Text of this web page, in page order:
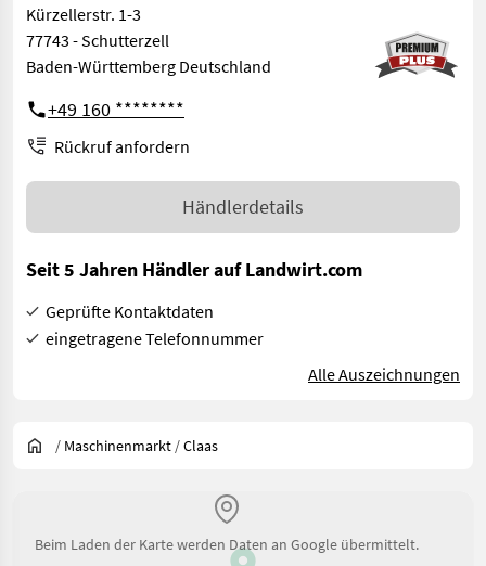
Kürzellerstr. 1-3
77743 - Schutterzell
Baden-Württemberg Deutschland
+49 160 ********
Rückruf anfordern
Händlerdetails
Seit 5 Jahren Händler auf Landwirt.com
Geprüfte Kontaktdaten
eingetragene Telefonnummer
Alle Auszeichnungen
/ Maschinenmarkt /Claas
Beim Laden der Karte werden Daten an Google übermittelt.